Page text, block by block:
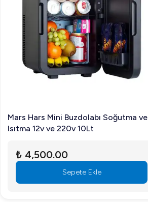
Mars Hars Mini Buzdolabı Soğutma ve
Isıtma 12v ve 220v 10Lt
₺ 4,500.00
Sepete Ekle